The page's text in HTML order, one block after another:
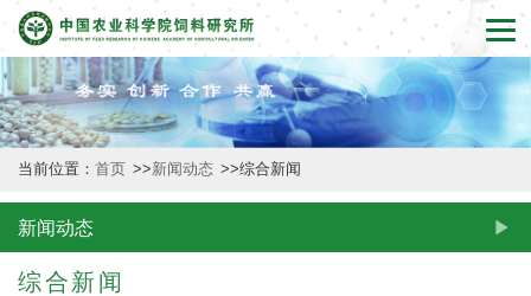
首
页
本
所
概
况
当前位置： 首页 >>新闻动态 >>综合新闻
新闻动态
综合新闻